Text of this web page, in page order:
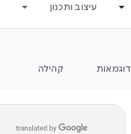
עיצוב ותכנון
דוגמאות קהילה